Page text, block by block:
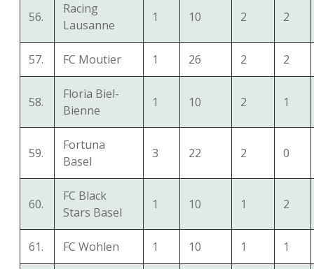
56.
Racing
Lausanne
1 10 2 2
57. FC Moutier 1 26 2 2
58.
Floria Biel-
Bienne
1 10 2 1
59.
Fortuna
Basel
3 22 2 0
60.
FC Black
Stars Basel
1 10 1 2
61. FC Wohlen 1 10 1 1